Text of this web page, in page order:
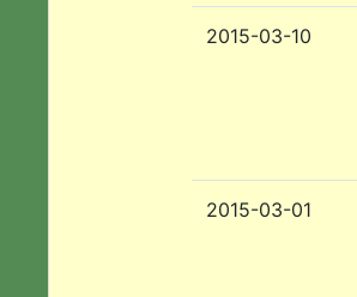
2015-03-10
2015-03-01